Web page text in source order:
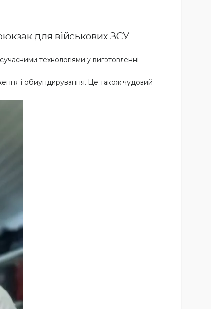
для військових ЗСУ
технологіями у виготовленні
і обмундирування. Це також чудовий